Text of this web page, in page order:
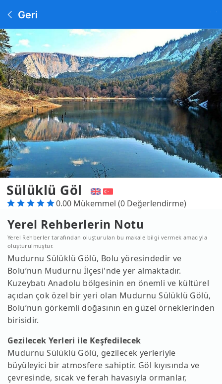
Geri
Sülüklü Göl
0.00 Mükemmel (0 Değerlendirme)
Yerel Rehberlerin Notu
Yerel Rehberler tarafından oluşturulan bu makale bilgi vermek amacıyla
oluşturulmuştur.
Mudurnu Sülüklü Gölü, Bolu yöresindedir ve
Bolu’nun Mudurnu İlçesi'nde yer almaktadır.
Kuzeybatı Anadolu bölgesinin en önemli ve kültürel
açıdan çok özel bir yeri olan Mudurnu Sülüklü Gölü,
Bolu’nun görkemli doğasının en güzel örneklerinden
birisidir.
Gezilecek Yerleri ile Keşfedilecek
Mudurnu Sülüklü Gölü, gezilecek yerleriyle
büyüleyici bir atmosfere sahiptir. Göl kıyısında ve
çevresinde, sıcak ve ferah havasıyla ormanlar,